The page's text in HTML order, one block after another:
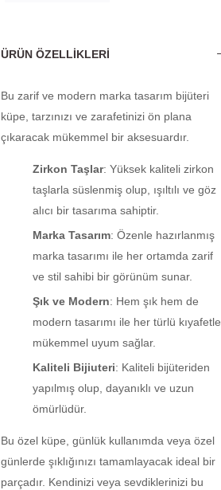
ÜRÜN ÖZELLIKLERI
Bu zarif ve modern marka tasarım bijüteri
küpe, tarzınızı ve zarafetinizi ön plana
çıkaracak mükemmel bir aksesuardır.
Zirkon Taşlar: Yüksek kaliteli zirkon
taşlarla süslenmiş olup, ışıltılı ve göz
alıcı bir tasarıma sahiptir.
Marka Tasarım: Özenle hazırlanmış
marka tasarımı ile her ortamda zarif
ve stil sahibi bir görünüm sunar.
Şık ve Modern: Hem şık hem de
modern tasarımı ile her türlü kıyafetle
mükemmel uyum sağlar.
Kaliteli Bijiuteri: Kaliteli bijüteriden
yapılmış olup, dayanıklı ve uzun
ömürlüdür.
Bu özel küpe, günlük kullanımda veya özel
günlerde şıklığınızı tamamlayacak ideal bir
parçadır. Kendinizi veya sevdiklerinizi bu